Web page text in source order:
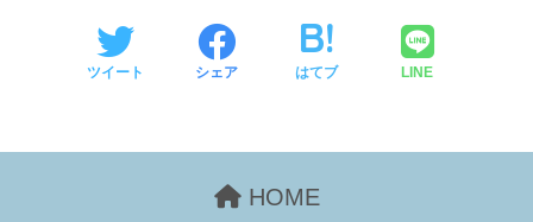
ツイート シェア はてブ LINE
HOME